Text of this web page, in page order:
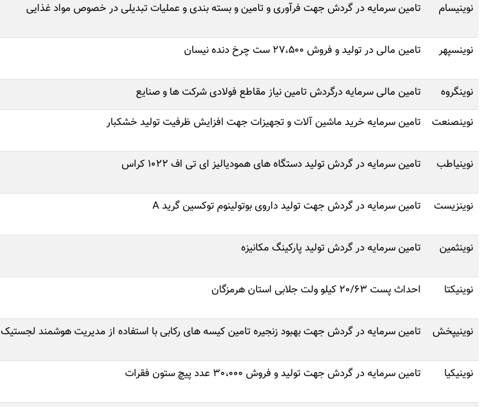
نوینیسام
تامین سرمایه در گردش جهت فرآوری و تامین و بسته بندی و عملیات تبدیلی در خصوص مواد غذایی
نوینسپهر
تامین مالی در تولید و فروش 27،500 ست چرخ‌ دنده نیسان
نوینگروه
تامین مالی سرمایه درگردش تامین نیاز مقاطع فولادی شرکت ها و صنایع
نوینصنعت
تامین سرمایه خرید ماشین آلات و تجهیزات جهت افزایش ظرفیت تولید خشکبار
نوینیاطب
تامین سرمایه در گردش تولید دستگاه‌ های همودیالیز ای تی اف 1022 کراس
نوینزیست
تامین سرمایه در گردش جهت تولید داروی بوتولینوم توکسین گرید A
نوینثمین
تامین سرمایه در گردش تولید پارکینگ مکانیزه
نوینیکتا
احداث پست 20/63 کیلو ولت جلابی استان هرمزگان
نوینیپخش
تامین سرمایه در گردش جهت بهبود زنجیره تامین کیسه های رکابی با استفاده از مدیریت هوشمند لجستیک
نوینیکیا
تامین سرمایه در گردش جهت تولید و فروش 30،000 عدد پیچ ستون فقرات